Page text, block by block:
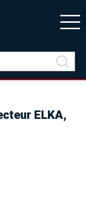
ELKA,